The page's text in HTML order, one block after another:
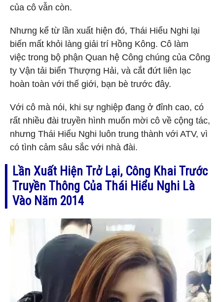
của cô vẫn còn.
Nhưng kể từ lần xuất hiện đó, Thái Hiểu Nghi lại
biến mất khỏi làng giải trí Hồng Kông. Cô làm
việc trong bộ phận Quan hệ Công chúng của Công
ty Vận tải biển Thượng Hải, và cắt đứt liên lạc
hoàn toàn với thế giới, bạn bè trước đây.
Với cô mà nói, khi sự nghiệp đang ở đỉnh cao, có
rất nhiều đài truyền hình muốn mời cô về cộng tác,
nhưng Thái Hiểu Nghi luôn trung thành với ATV, vì
có tình cảm sâu sắc với nhà đài.
Lần Xuất Hiện Trở Lại, Công Khai Trước
Truyền Thông Của Thái Hiểu Nghi Là
Vào Năm 2014